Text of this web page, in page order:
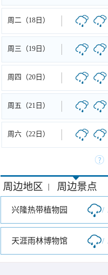
周二（18日）
周三（19日）
周四（20日）
周五（21日）
周六（22日）
周边地区 | 周边景点
兴隆热带植物园 /
天涯雨林博物馆 /